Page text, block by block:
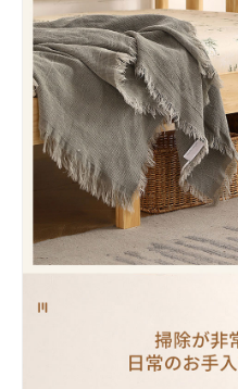
お買い物を続ける